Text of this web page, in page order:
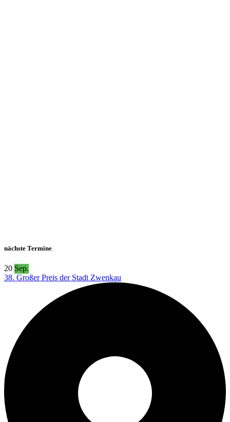
nächste Termine
20 Sep.
38. Großer Preis der Stadt Zwenkau